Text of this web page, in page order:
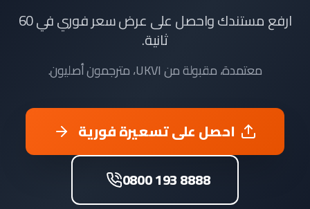
ارفع مستندك واحصل على عرض سعر فوري في 60
ثانية.
معتمدة، مقبولة من UKVI، مترجمون أصليون.
احصل على تسعيرة فورية
0800 193 8888